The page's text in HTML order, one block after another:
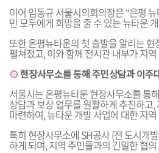
이어 임동규 서울시의회의장은 “은평
민 모두에게 희망을 줄 수 있는 뉴타운
또한 은평뉴타운의 첫 출발을 알리는
펼쳐졌고, 이와 함께 전시관 내부가 지
⊙현장사무소를 통해 주민상담과 이주
서울시는 은평뉴타운 현장사무소를 통
상담과 보상 업무를 원활하게 추진하
마련하여, 뉴타운 개발 사업에 대한 지
특히 현장사무소에 SH공사 (전 도시개
하게 되며, 지역 주민들과의 긴밀한 협